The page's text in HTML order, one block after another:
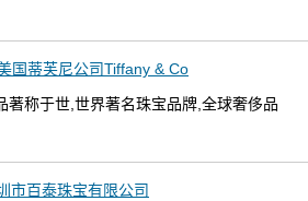
国蒂芙尼公司Tiffany & Co
称于世,世界著名珠宝品牌,全球奢侈品
市百泰珠宝有限公司